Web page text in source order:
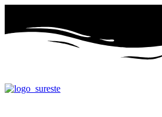
contenido